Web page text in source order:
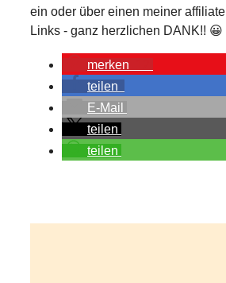
ein oder über einen meiner affiliate
Links - ganz herzlichen DANK!! 😀
merken
teilen
E-Mail
teilen
teilen